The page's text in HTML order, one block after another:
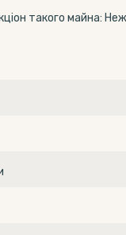
такого майна: